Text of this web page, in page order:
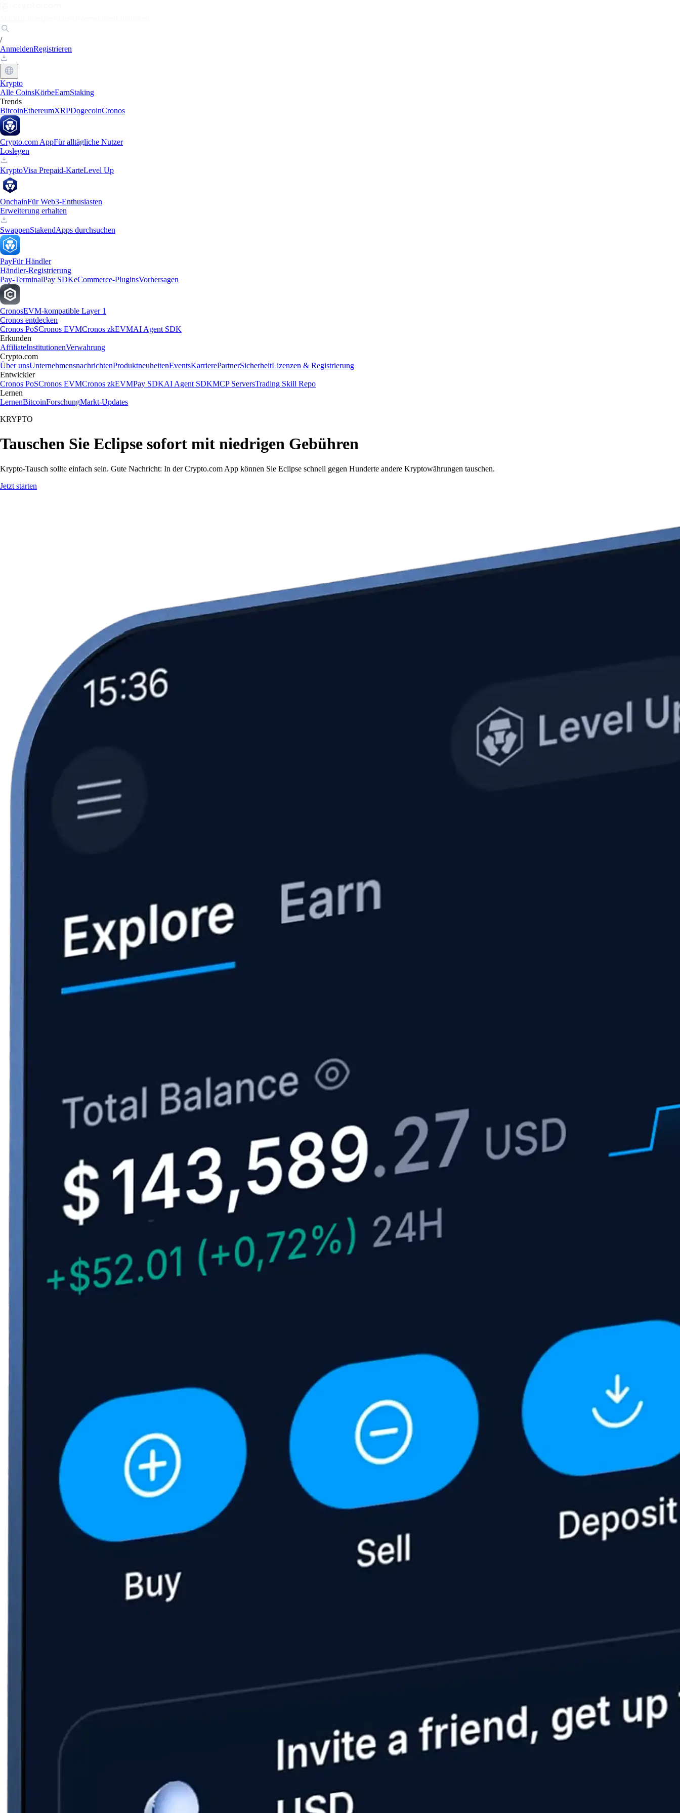
/
AnmeldenRegistrieren
Krypto
Alle CoinsKörbeEarnStaking
Trends
BitcoinEthereumXRPDogecoinCronos
Crypto.com AppFür alltägliche Nutzer
Loslegen
KryptoVisa Prepaid-KarteLevel Up
OnchainFür Web3-Enthusiasten
Erweiterung erhalten
SwappenStakendApps durchsuchen
PayFür Händler
Händler-Registrierung
Pay-TerminalPay SDKeCommerce-PluginsVorhersagen
CronosEVM-kompatible Layer 1
Cronos entdecken
Cronos PoSCronos EVMCronos zkEVMAI Agent SDK
Erkunden
AffiliateInstitutionenVerwahrung
Crypto.com
Über unsUnternehmensnachrichtenProduktneuheitenEventsKarrierePartnerSicherheitLizenzen & Registrierung
Entwickler
Cronos PoSCronos EVMCronos zkEVMPay SDKAI Agent SDKMCP ServersTrading Skill Repo
Lernen
LernenBitcoinForschungMarkt-Updates
KRYPTO
Tauschen Sie Eclipse sofort mit niedrigen Gebühren
Krypto-Tausch sollte einfach sein. Gute Nachricht: In der Crypto.com App können Sie Eclipse schnell gegen Hunderte andere Kryptowährungen tauschen.
Jetzt starten